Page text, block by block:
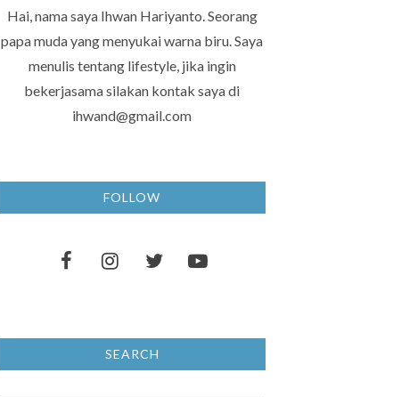
Hai, nama saya Ihwan Hariyanto. Seorang
papa muda yang menyukai warna biru. Saya
menulis tentang lifestyle, jika ingin
bekerjasama silakan kontak saya di
ihwand@gmail.com
FOLLOW
SEARCH